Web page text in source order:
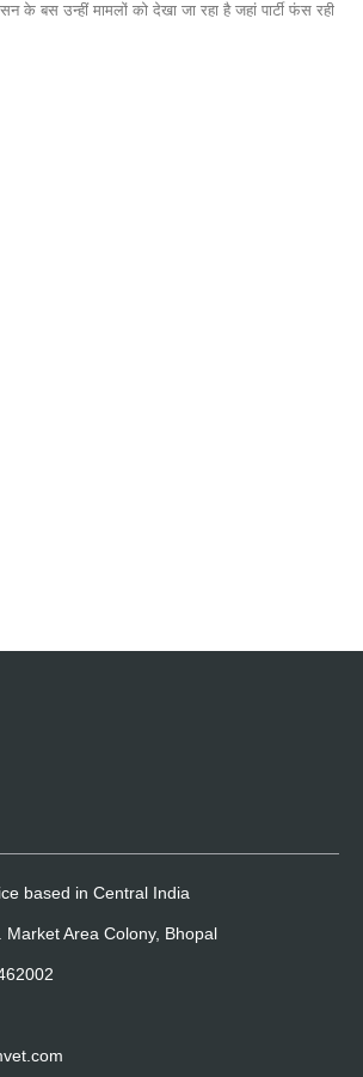
के बस उन्‍हीं मामलों को देखा जा रहा है जहां पार्टी फंस रही
based in Central India
Market Area Colony, Bhopal